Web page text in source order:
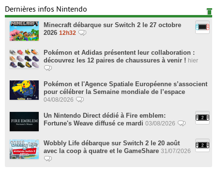
Dernières infos Nintendo
Minecraft débarque sur Switch 2 le 27 octobre
2026 12h32
Pokémon et Adidas présentent leur collaboration :
découvrez les 12 paires de chaussures à venir ! hier
Pokémon et l'Agence Spatiale Européenne s’associent
pour célébrer la Semaine mondiale de l’espace
04/08/2026
Un Nintendo Direct dédié à Fire emblem:
Fortune's Weave diffusé ce mardi 03/08/2026
Wobbly Life débarque sur Switch 2 le 20 août
avec la coop à quatre et le GameShare 31/07/2026